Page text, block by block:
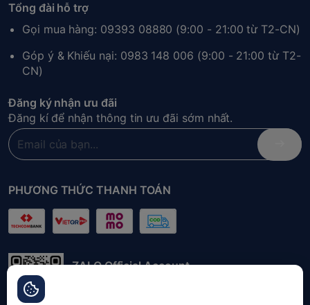
Tổng đài hỗ trợ
Gọi mua hàng: 09393 08880 (9:00 - 21:00 từ T2-CN)
Góp ý & Khiếu nại: 0983 148 006 (9:00 - 21:00 từ T2-
CN)
Đăng ký nhận ưu đãi
Đăng kí để nhận thông tin ưu đãi sớm nhất.
PHƯƠNG THỨC THANH TOÁN
ZALO Official Account